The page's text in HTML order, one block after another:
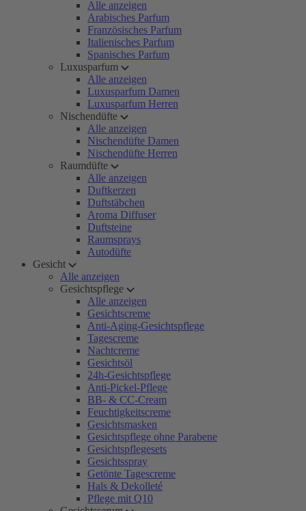
Alle anzeigen
Arabisches Parfum
Französisches Parfum
Italienisches Parfum
Spanisches Parfum
Luxusparfum
Alle anzeigen
Luxusparfum Damen
Luxusparfum Herren
Nischendüfte
Alle anzeigen
Nischendüfte Damen
Nischendüfte Herren
Raumdüfte
Alle anzeigen
Duftkerzen
Duftstäbchen
Aroma Diffuser
Duftsteine
Raumsprays
Autodüfte
Gesicht
Alle anzeigen
Gesichtspflege
Alle anzeigen
Gesichtscreme
Anti-Aging-Gesichtspflege
Tagescreme
Nachtcreme
Gesichtsöl
24h-Gesichtspflege
Anti-Pickel-Pflege
BB- & CC-Cream
Feuchtigkeitscreme
Gesichtsmasken
Gesichtspflege ohne Parabene
Gesichtspflegesets
Gesichtsspray
Getönte Tagescreme
Hals & Dekolleté
Pflege mit Q10